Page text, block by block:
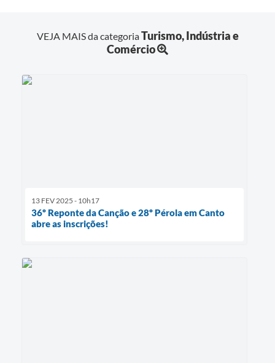
VEJA MAIS da categoriaTurismo, Indústria e
Comércio
13 FEV 2025 - 10h17
36º Reponte da Canção e 28º Pérola em Canto
abre as inscrições!